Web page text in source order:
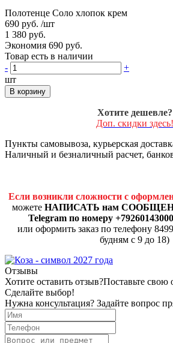
Полотенце Соло хлопок крем
690 руб. /шт
1 380 руб.
Экономия 690 руб.
Товар есть в наличии
-
+
шт
В корзину
Хотите дешевле?
Доп. скидки здесь!
Пункты самовывоза, курьерская
Наличный и безналичный расчет,
Если возникли сложности с
можете НАПИСАТЬ нам
Telegram по номеру +79260143000
или оформить заказ по телефону
будням с 9 до 18)
Отзывы
Хотите оставить отзыв?Поставьте свою
Сделайте выбор!
Нужна консультация? Задайте вопрос